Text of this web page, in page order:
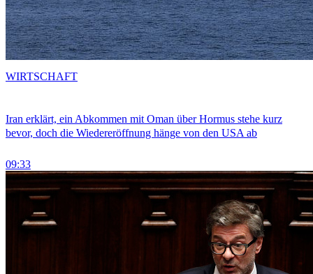
Iran erklärt, ein Abkommen mit Oman über Hormus stehe kurz
bevor, doch die Wiedereröffnung hänge von den USA ab
09:33
WIRTSCHAFT